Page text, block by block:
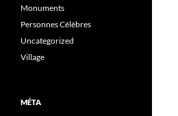
Monuments
Personnes Célèbres
Uncategorized
Village
MÉTA